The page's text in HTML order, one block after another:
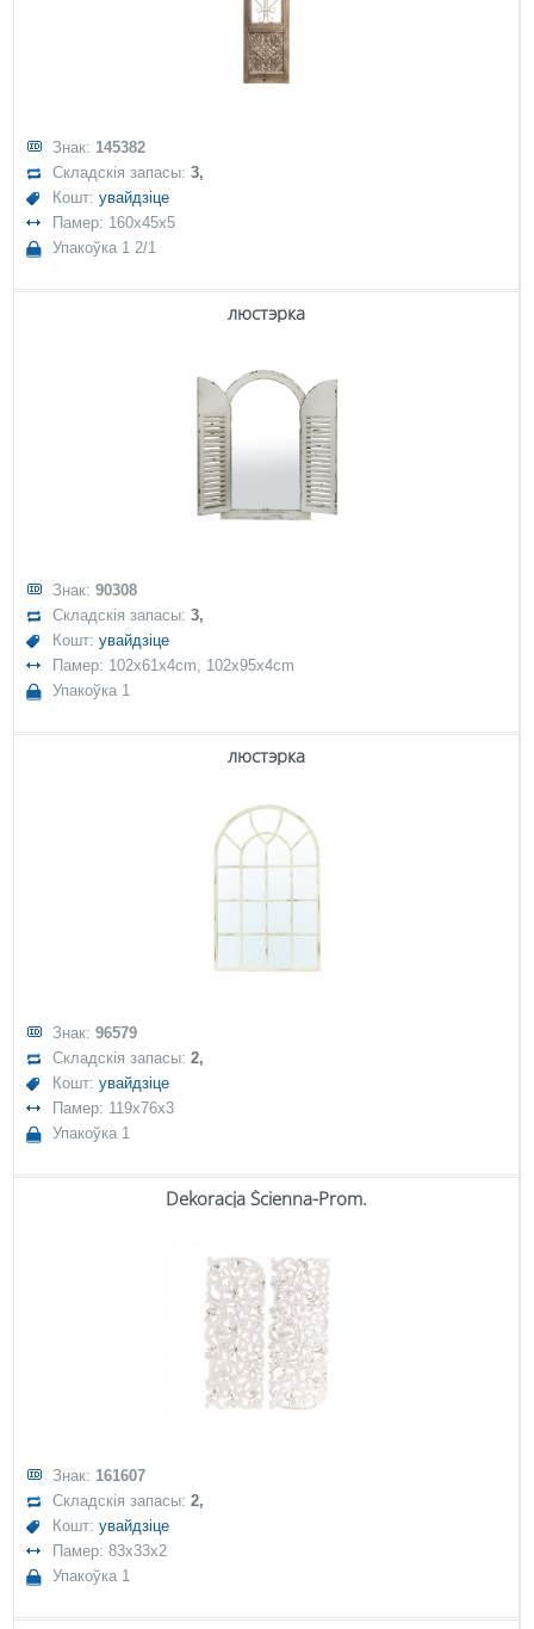
Знак: 145382
Складскія запасы:3,
Кошт:увайдзіце
Памер: 160x45x5
Упакоўка 1 2/1
люстэрка
Знак:90308
Складскія запасы:3,
Кошт:увайдзіце
Памер: 102x61x4cm, 102x95x4cm
Упакоўка 1
люстэрка
Знак:96579
Складскія запасы:2,
Кошт:увайдзіце
Памер: 119x76x3
Упакоўка 1
Dekoracja Ścienna-Prom.
Знак: 161607
Складскія запасы:2,
Кошт:увайдзіце
Памер: 83x33x2
Упакоўка 1